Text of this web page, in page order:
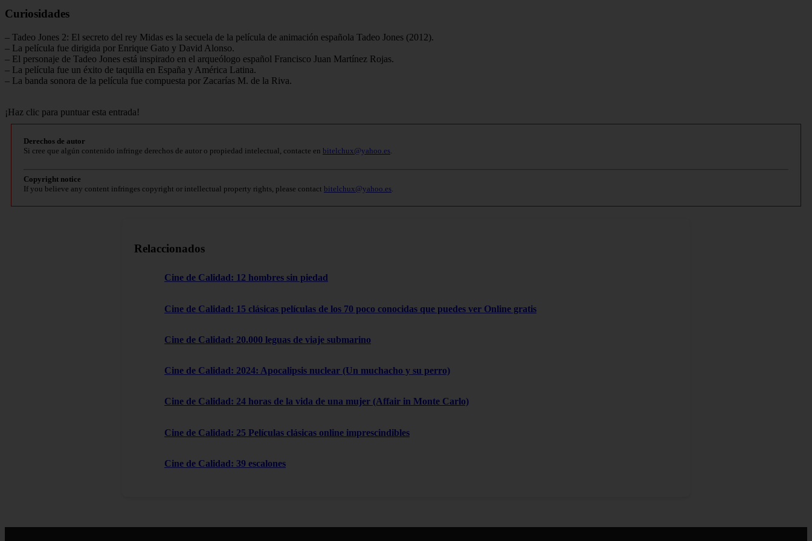
Curiosidades
– Tadeo Jones 2: El secreto del rey Midas es la secuela de la película de animación española Tadeo Jones (2012).
– La película fue dirigida por Enrique Gato y David Alonso.
– El personaje de Tadeo Jones está inspirado en el arqueólogo español Francisco Juan Martínez Rojas.
– La película fue un éxito de taquilla en España y América Latina.
– La banda sonora de la película fue compuesta por Zacarías M. de la Riva.
¡Haz clic para puntuar esta entrada!
Derechos de autor
Si cree que algún contenido infringe derechos de autor o propiedad intelectual, contacte en bitelchux@yahoo.es
Copyright notice
If you believe any content infringes copyright or intellectual property rights, please contact bitelchux@yahoo.es
Relaccionados
Cine de Calidad: 12 hombres sin piedad
Cine de Calidad: 15 clásicas películas de los 70 poco conocidas que puedes ver Online gratis
Cine de Calidad: 20.000 leguas de viaje submarino
Cine de Calidad: 2024: Apocalipsis nuclear (Un muchacho y su perro)
Cine de Calidad: 24 horas de la vida de una mujer (Affair in Monte Carlo)
Cine de Calidad: 25 Películas clásicas online imprescindibles
Cine de Calidad: 39 escalones